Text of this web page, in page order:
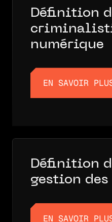
Définition
numérique
EN SAVOIR
Définition
gestion
EN SAVOIR